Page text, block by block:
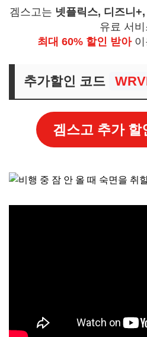
겜스고는 넷플릭스, 디즈니
유료 서
최대 60% 할인 받아이
추가할인 코드
겜스고 추가 할